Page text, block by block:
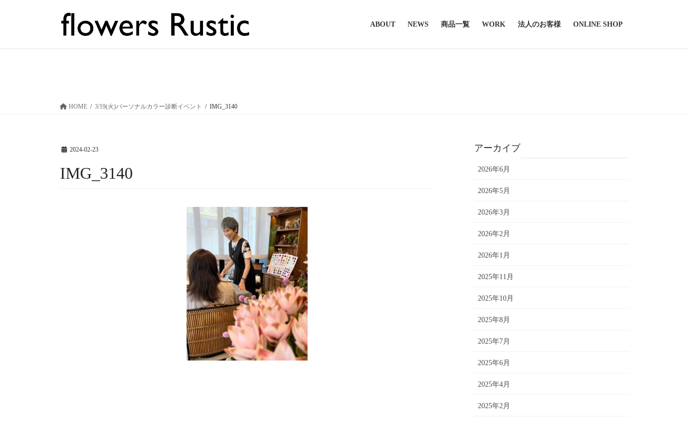
ABOUT NEWS 商品一覧 WORK 法人のお客様 ONLINE SHOP
HOME 3/19(火)パーソナルカラー診断イベント IMG_3140
2024-02-23
IMG_3140
アーカイブ
2026年6月
2026年5月
2026年3月
2026年2月
2026年1月
2025年11月
2025年10月
2025年8月
2025年7月
2025年6月
2025年4月
2025年2月